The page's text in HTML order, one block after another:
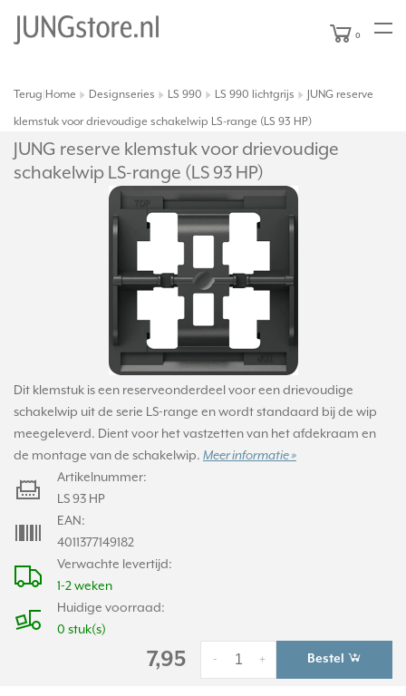
0
Terug Home Designseries LS 990 LS 990 lichtgrijs
JUNG reserve
klemstuk voor drievoudige schakelwip LS-range (LS 93 HP)
JUNG reserve klemstuk voor drievoudige
schakelwip LS-range (LS 93 HP)
Dit klemstuk is een reserveonderdeel voor een drievoudige
schakelwip uit de serie LS-range en wordt standaard bij de wip
meegeleverd. Dient voor het vastzetten van het afdekraam en
de montage van de schakelwip. Meer informatie »
Verwachte levertijd:
1-2 weken
Huidige voorraad:
0 stuk(s)
Artikelnummer:
LS 93 HP
EAN:
4011377149182
7,95 +
- Bestel